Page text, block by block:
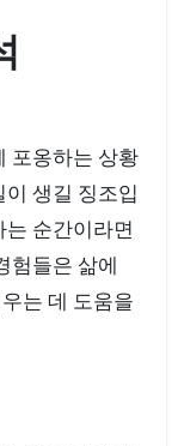
포옹하는 상황
생길 징조입
순간이라면
험들은 삶에
는 데 도움을